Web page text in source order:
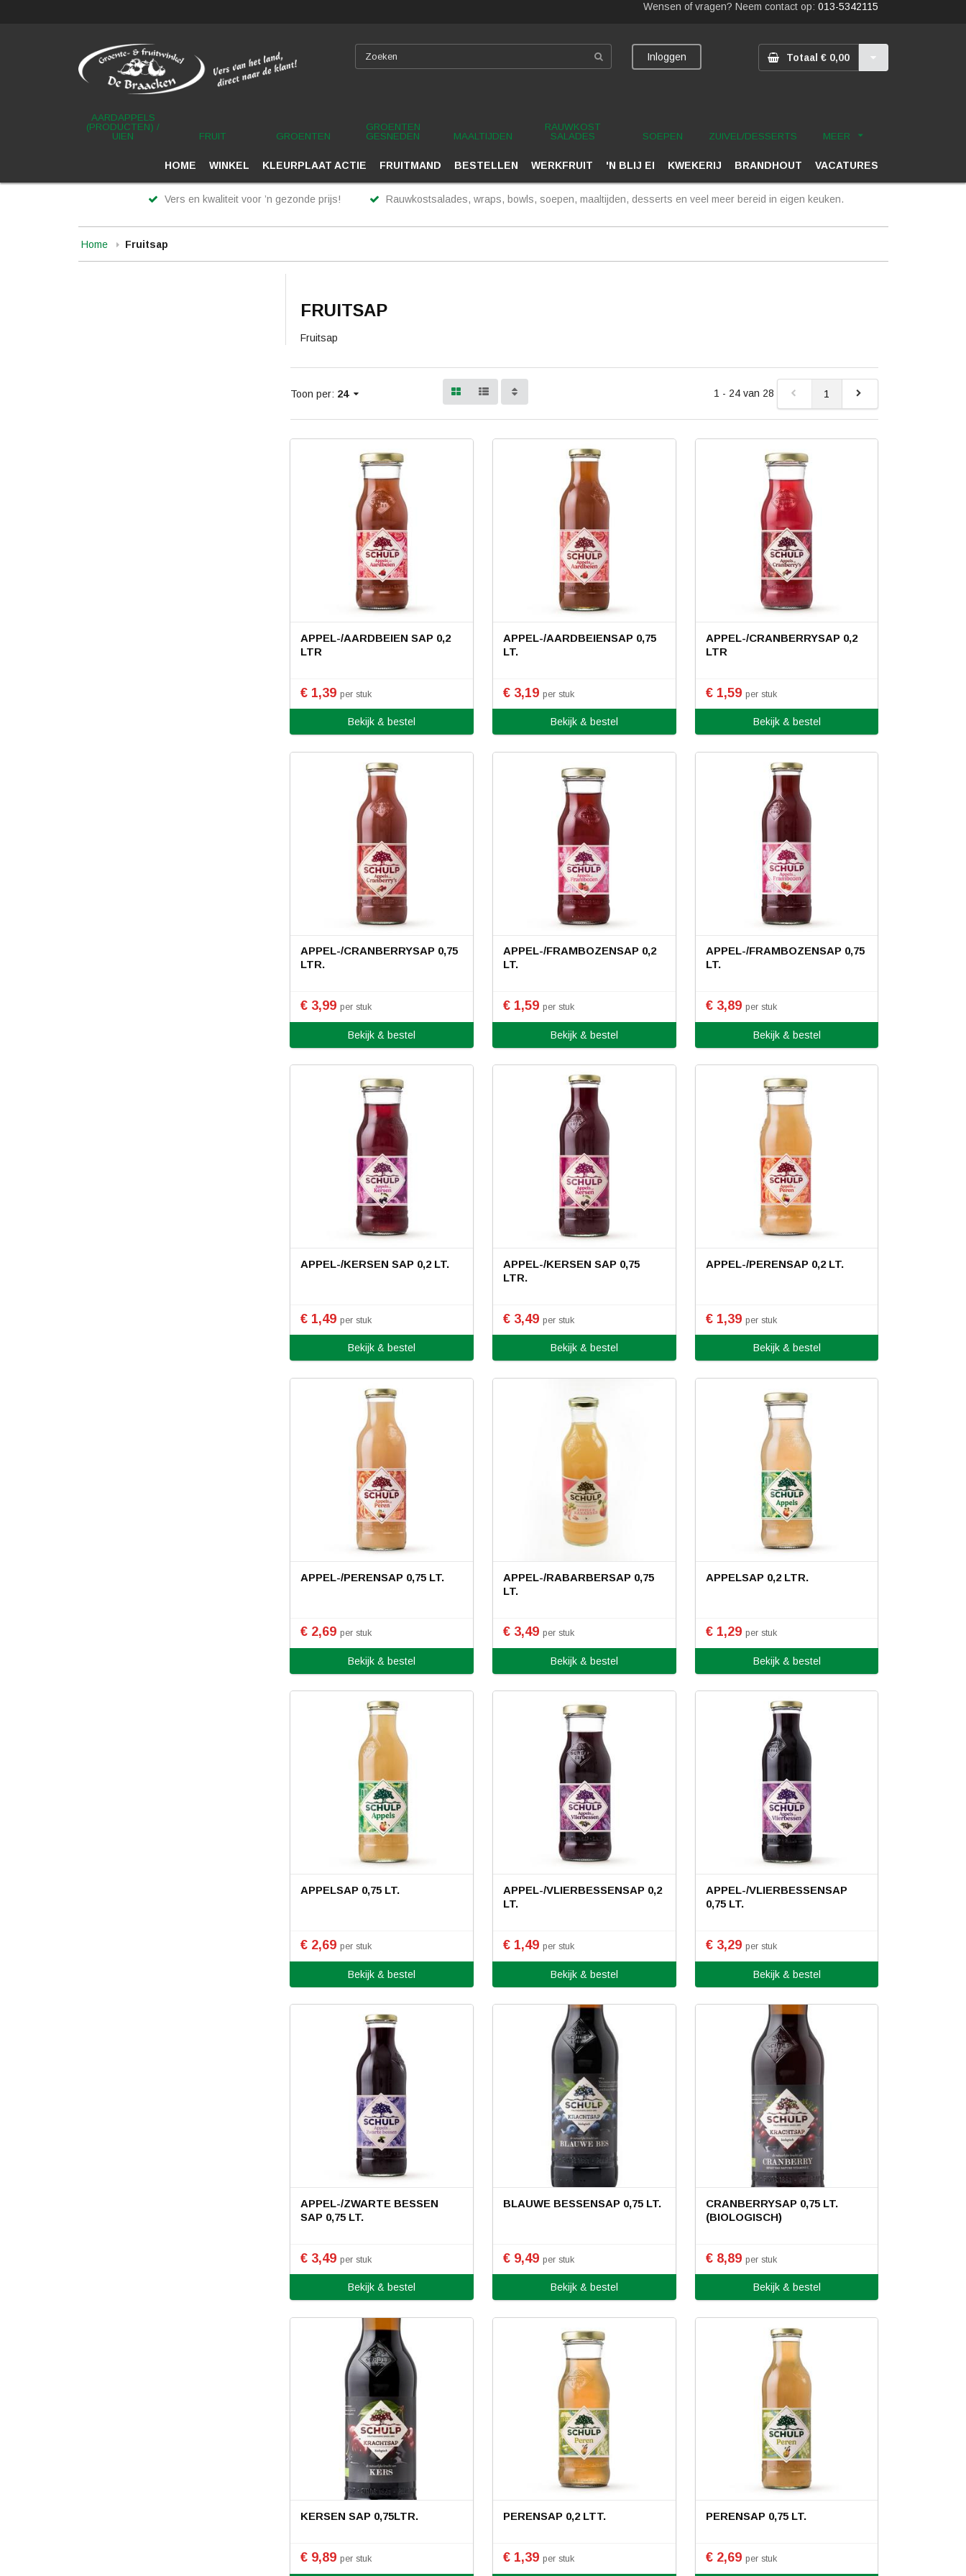
Wensen of vragen? Neem contact op: 013-5342115
Inloggen Totaal € 0,00
AARDAPPELS
(PRODUCTEN) /
UIEN
FRUIT GROENTEN
GROENTEN
GESNEDEN
MAALTIJDEN
RAUWKOST
SALADES
SOEPEN ZUIVEL/DESSERTS MEER
HOME WINKEL KLEURPLAAT ACTIE FRUITMAND BESTELLEN WERKFRUIT 'N BLIJ EI KWEKERIJ BRANDHOUT VACATURES
Vers en kwaliteit voor ’n gezonde prijs! Rauwkostsalades, wraps, bowls, soepen, maaltijden, desserts en veel meer bereid in eigen keuken.
Home Fruitsap
FRUITSAP
Fruitsap
Toon per: 24 1 - 24 van 28 1
APPEL-/AARDBEIEN SAP 0,2
LTR
€ 1,39per stuk
Bekijk & bestel
APPEL-/AARDBEIENSAP 0,75
LT.
€ 3,19 per stuk
Bekijk & bestel
APPEL-/CRANBERRYSAP 0,2
LTR
€ 1,59 per stuk
Bekijk & bestel
APPEL-/CRANBERRYSAP 0,75
LTR.
€ 3,99per stuk
Bekijk & bestel
APPEL-/FRAMBOZENSAP 0,2
LT.
€ 1,59 per stuk
Bekijk & bestel
APPEL-/FRAMBOZENSAP 0,75
LT.
€ 3,89 per stuk
Bekijk & bestel
APPEL-/KERSEN SAP 0,2 LT.
€ 1,49per stuk
Bekijk & bestel
APPEL-/KERSEN SAP 0,75
LTR.
€ 3,49 per stuk
Bekijk & bestel
APPEL-/PERENSAP 0,2 LT.
€ 1,39 per stuk
Bekijk & bestel
APPEL-/PERENSAP 0,75 LT.
€ 2,69per stuk
Bekijk & bestel
APPEL-/RABARBERSAP 0,75
LT.
€ 3,49 per stuk
Bekijk & bestel
APPELSAP 0,2 LTR.
€ 1,29 per stuk
Bekijk & bestel
APPELSAP 0,75 LT.
€ 2,69per stuk
Bekijk & bestel
APPEL-/VLIERBESSENSAP 0,2
LT.
€ 1,49 per stuk
Bekijk & bestel
APPEL-/VLIERBESSENSAP
0,75 LT.
€ 3,29 per stuk
Bekijk & bestel
APPEL-/ZWARTE BESSEN
SAP 0,75 LT.
€ 3,49per stuk
Bekijk & bestel
BLAUWE BESSENSAP 0,75 LT.
€ 9,49 per stuk
Bekijk & bestel
CRANBERRYSAP 0,75 LT.
(BIOLOGISCH)
€ 8,89 per stuk
Bekijk & bestel
KERSEN SAP 0,75LTR.
€ 9,89per stuk
PERENSAP 0,2 LTT.
€ 1,39 per stuk
PERENSAP 0,75 LT.
€ 2,69 per stuk